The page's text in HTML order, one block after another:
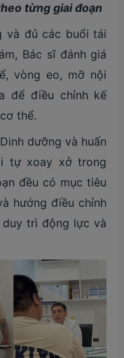
từng giai đoạn
và đủ các buổi tái
Bác sĩ đánh giá
vòng eo, mỡ nội
để điều chỉnh kế
thể.
dưỡng và huấn
tự xoay xở trong
đều có mục tiêu
hướng điều chỉnh
trì động lực và